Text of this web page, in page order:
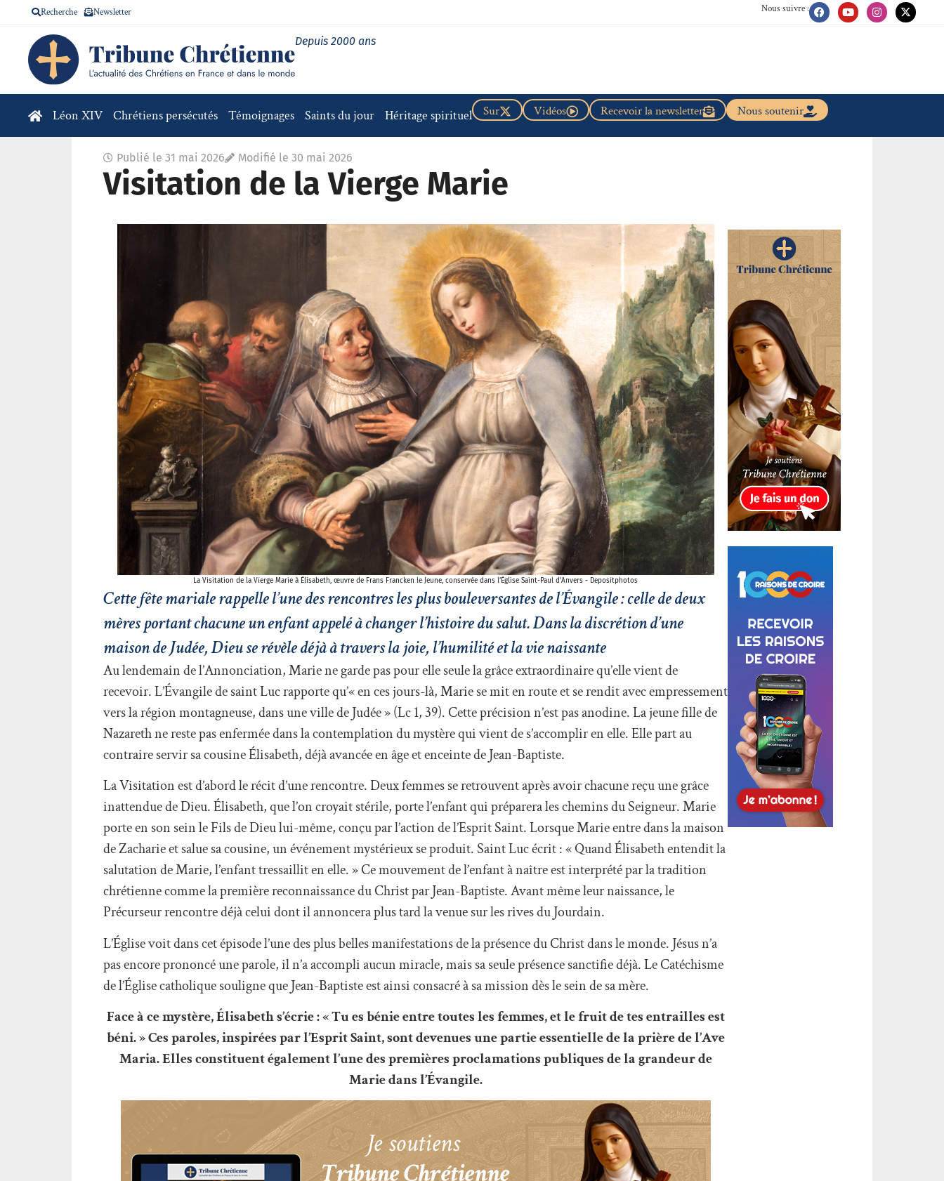
Recherche Newsletter Nous suivre :
Depuis 2000 ans
Léon XIV Chrétiens persécutés Témoignages Saints du jour Héritage spirituel Nous soutenir
Recevoir la newsletter
Vidéos
Sur
Publié le 31 mai 2026 Modifié le 30 mai 2026
Visitation de la Vierge Marie
La Visitation de la Vierge Marie à Élisabeth, œuvre de Frans Francken le Jeune, conservée dans l’Église Saint-Paul d'Anvers - Depositphotos
Cette fête mariale rappelle l’une des rencontres les plus bouleversantes de l’Évangile : celle de deux
mères portant chacune un enfant appelé à changer l’histoire du salut. Dans la discrétion d’une
maison de Judée, Dieu se révèle déjà à travers la joie, l’humilité et la vie naissante
Au lendemain de l’Annonciation, Marie ne garde pas pour elle seule la grâce extraordinaire qu’elle vient de
recevoir. L’Évangile de saint Luc rapporte qu’« en ces jours-là, Marie se mit en route et se rendit avec empressement
vers la région montagneuse, dans une ville de Judée » (Lc 1, 39). Cette précision n’est pas anodine. La jeune fille de
Nazareth ne reste pas enfermée dans la contemplation du mystère qui vient de s’accomplir en elle. Elle part au
contraire servir sa cousine Élisabeth, déjà avancée en âge et enceinte de Jean-Baptiste.
La Visitation est d’abord le récit d’une rencontre. Deux femmes se retrouvent après avoir chacune reçu une grâce
inattendue de Dieu. Élisabeth, que l’on croyait stérile, porte l’enfant qui préparera les chemins du Seigneur. Marie
porte en son sein le Fils de Dieu lui-même, conçu par l’action de l’Esprit Saint. Lorsque Marie entre dans la maison
de Zacharie et salue sa cousine, un événement mystérieux se produit. Saint Luc écrit : « Quand Élisabeth entendit la
salutation de Marie, l’enfant tressaillit en elle. » Ce mouvement de l’enfant à naître est interprété par la tradition
chrétienne comme la première reconnaissance du Christ par Jean-Baptiste. Avant même leur naissance, le
Précurseur rencontre déjà celui dont il annoncera plus tard la venue sur les rives du Jourdain.
L’Église voit dans cet épisode l’une des plus belles manifestations de la présence du Christ dans le monde. Jésus n’a
pas encore prononcé une parole, il n’a accompli aucun miracle, mais sa seule présence sanctifie déjà. Le Catéchisme
de l’Église catholique souligne que Jean-Baptiste est ainsi consacré à sa mission dès le sein de sa mère.
Face à ce mystère, Élisabeth s’écrie : « Tu es bénie entre toutes les femmes, et le fruit de tes entrailles est
béni. » Ces paroles, inspirées par l’Esprit Saint, sont devenues une partie essentielle de la prière de l’Ave
Maria. Elles constituent également l’une des premières proclamations publiques de la grandeur de
Marie dans l’Évangile.